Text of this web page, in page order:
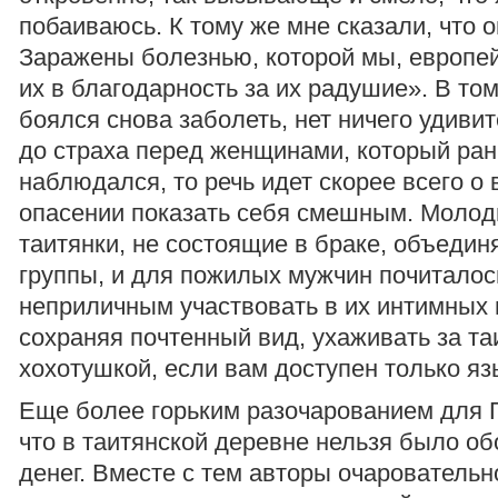
побаиваюсь. К тому же мне сказали, что
Заражены болезнью, которой мы,
их в благодарность за их радушие». В
боялся снова заболеть, нет ничего
до страха перед женщинами, который
наблюдался, то речь идет скорее всего о
опасении показать себя смешным.
таитянки, не состоящие в браке,
группы, и для пожилых мужчин
неприличным участвовать в их интимных
сохраняя почтенный вид, ухаживать за
хохотушкой, если вам доступен только
Еще более горьким разочарованием для
что в таитянской деревне нельзя было
денег. Вместе с тем авторы